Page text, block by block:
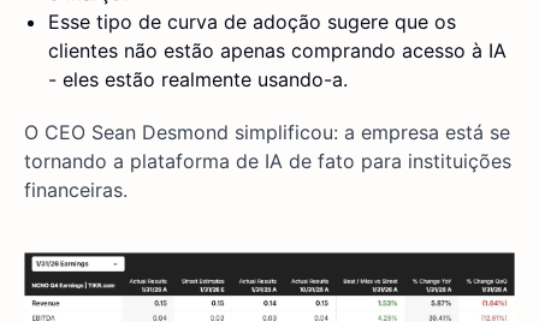
Esse tipo de curva de adoção sugere que os
clientes não estão apenas comprando acesso à IA
- eles estão realmente usando-a.
O CEO Sean Desmond simplificou: a empresa está se
tornando a plataforma de IA de fato para instituições
financeiras.